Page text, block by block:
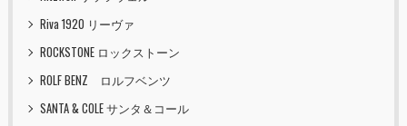
Riva 1920 リーヴァ
ROCKSTONE ロックストーン
ROLF BENZ ロルフベンツ
SANTA & COLE サンタ＆コール